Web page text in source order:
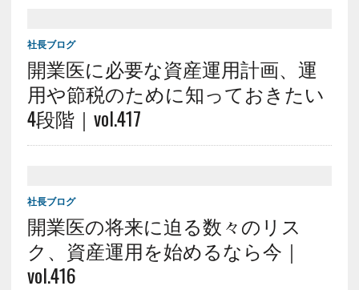
社長ブログ
開業医に必要な資産運用計画、運
用や節税のために知っておきたい
4段階｜vol.417
社長ブログ
開業医の将来に迫る数々のリス
ク、資産運用を始めるなら今｜
vol.416